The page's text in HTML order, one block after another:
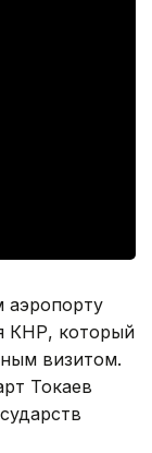
аэропорту
КНР, который
визитом.
Токаев